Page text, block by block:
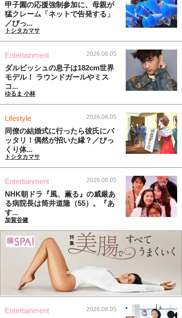
甲子園の応援強制参加に、母親が
猛クレーム「ネットで告発する」
／びっ...
トシタカマサ
Entertainment 2026.08.05
ダルビッシュの息子は182cm世界
モデル！ ラウンドガールやミス
コ...
ゆるま 小林
Lifestyle 2026.08.05
同僚の結婚式に行ったら彼氏にバ
ッタリ！偶然が招いた縁？／びっ
くり体...
トシタカマサ
Entertainment 2026.08.05
NHK朝ドラ『風、薫る』の威厳あ
る病院長は筒井道隆（55）。『あ
す...
加賀谷健
Entertainment 2026.08.05